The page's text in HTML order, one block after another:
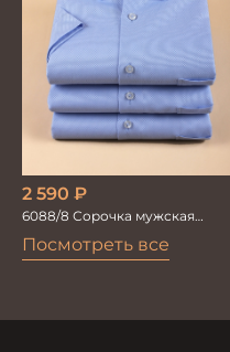
Посмотреть все
2 590 ₽
6088/8 Сорочка мужская
кор.рукав